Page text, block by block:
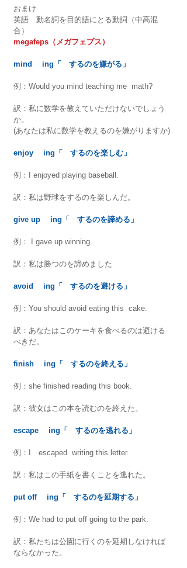
おまけ
英語　動名詞を目的語にとる動詞（中高混
合）
megafeps（メガフェプス）
mind 　ing「　するのを嫌がる」
例：Would you mind teaching me  math?
訳：私に数学を教えていただけないでしょう
か。
(あなたは私に数学を教えるのを嫌がりますか)
enjoy 　ing「　するのを楽しむ」
例：I enjoyed playing baseball.
訳：私は野球をするのを楽しんだ。
give up 　ing「　するのを諦める」
例： I gave up winning.
訳：私は勝つのを諦めました
avoid 　ing「　するのを避ける」
例：You should avoid eating this  cake.
訳：あなたはこのケーキを食べるのは避ける
べきだ。
finish 　ing「　するのを終える」
例：she finished reading this book.
訳：彼女はこの本を読むのを終えた。
escape 　ing「　するのを逃れる」
例：I　escaped  writing this letter.
訳：私はこの手紙を書くことを逃れた。
put off 　ing「　するのを延期する」
例：We had to put off going to the park.
訳：私たちは公園に行くのを延期しなければ
ならなかった。